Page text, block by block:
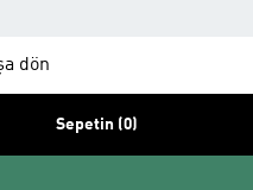
dön
Sepetin (0)